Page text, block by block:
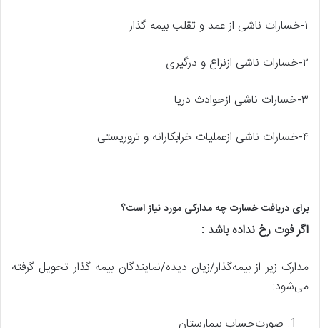
۱-خسارات ناشی از عمد و تقلب بیمه گذار
۲-خسارات ناشی ازنزاع و درگیری
۳-خسارات ناشی ازحوادث دریا
۴-خسارات ناشی ازعملیات خرابکارانه و تروریستی
برای دریافت خسارت چه مدارکی مورد نیاز است؟
اگر فوت رخ نداده باشد:
مدارک زیر از بیمه‌گذار/زیان دیده/نمایندگان بیمه گذار تحویل گرفته
می‌شود: